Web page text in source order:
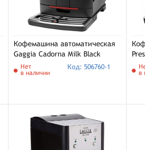
Кофемашина автоматическая
Gaggia Cadorna Milk Black
(RI9603/01)
Нет
в наличии
Код: 506760-1
в